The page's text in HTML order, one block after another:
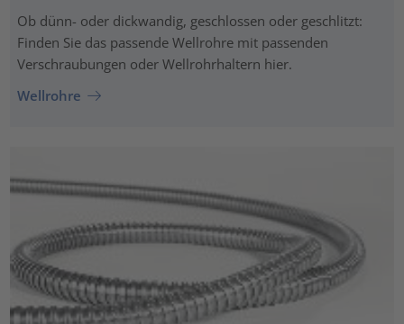
Ob dünn- oder dickwandig, geschlossen oder geschlitzt:
Finden Sie das passende Wellrohre mit passenden
Verschraubungen oder Wellrohrhaltern hier.
Wellrohre